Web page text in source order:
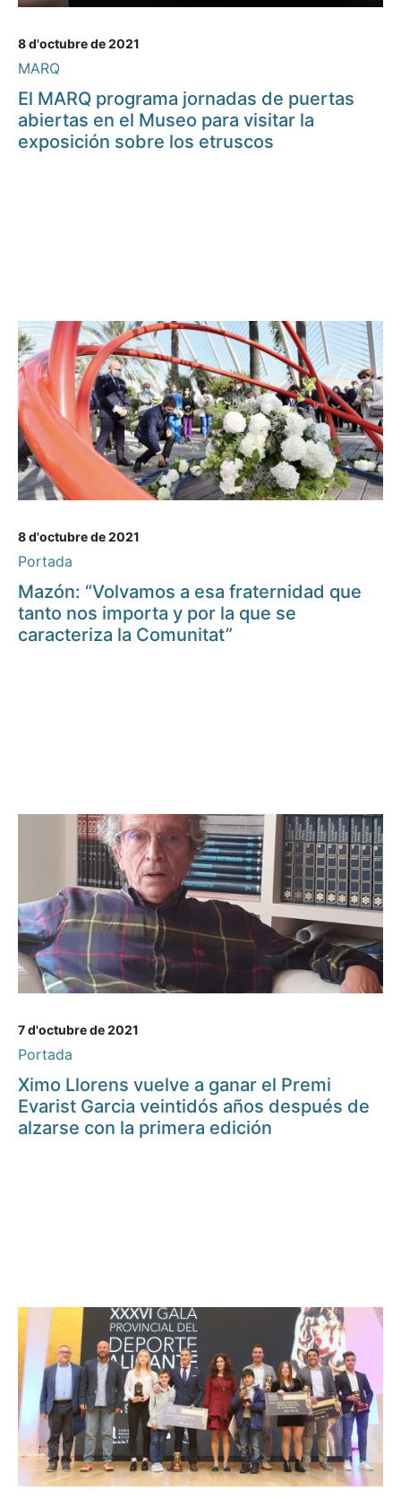
8 d'octubre de 2021
MARQ
El MARQ programa jornadas de puertas
abiertas en el Museo para visitar la
exposición sobre los etruscos
8 d'octubre de 2021
Portada
Mazón: “Volvamos a esa fraternidad que
tanto nos importa y por la que se
caracteriza la Comunitat”
7 d'octubre de 2021
Portada
Ximo Llorens vuelve a ganar el Premi
Evarist Garcia veintidós años después de
alzarse con la primera edición